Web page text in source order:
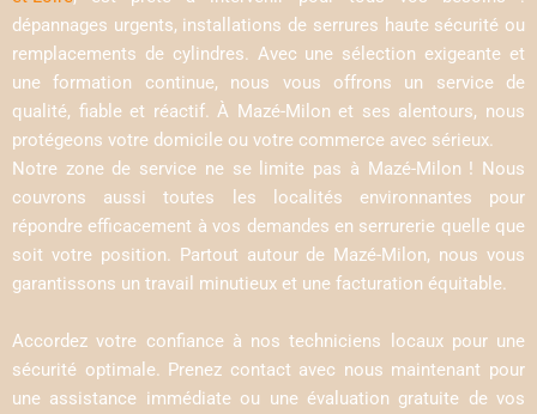
dépannages urgents, installations de serrures haute sécurité ou
remplacements de cylindres. Avec une sélection exigeante et
une formation continue, nous vous offrons un service de
qualité, fiable et réactif. À Mazé-Milon et ses alentours, nous
protégeons votre domicile ou votre commerce avec sérieux.
Notre zone de service ne se limite pas à Mazé-Milon ! Nous
couvrons aussi toutes les localités environnantes pour
répondre efficacement à vos demandes en serrurerie quelle que
soit votre position. Partout autour de Mazé-Milon, nous vous
garantissons un travail minutieux et une facturation équitable.
Accordez votre confiance à nos techniciens locaux pour une
sécurité optimale. Prenez contact avec nous maintenant pour
une assistance immédiate ou une évaluation gratuite de vos